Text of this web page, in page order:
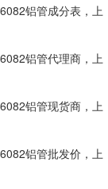
铝管成分表，上
铝管代理商，上
铝管现货商，上
铝管批发价，上